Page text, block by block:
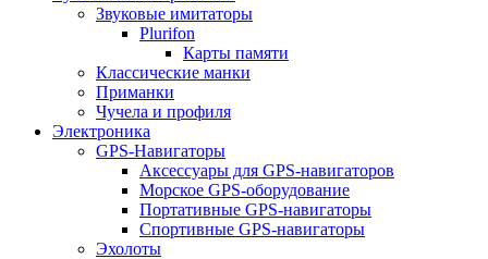
Звуковые имитаторы
Plurifon
Карты памяти
Классические манки
Приманки
Чучела и профиля
Электроника
GPS-Навигаторы
Аксессуары для GPS-навигаторов
Морское GPS-оборудование
Портативные GPS-навигаторы
Спортивные GPS-навигаторы
Эхолоты